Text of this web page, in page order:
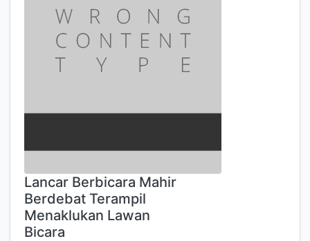
Lancar Berbicara Mahir
Berdebat Terampil
Menaklukan Lawan
Bicara